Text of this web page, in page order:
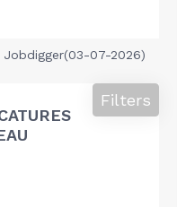
Jobdigger(03-07-2026)
Filters